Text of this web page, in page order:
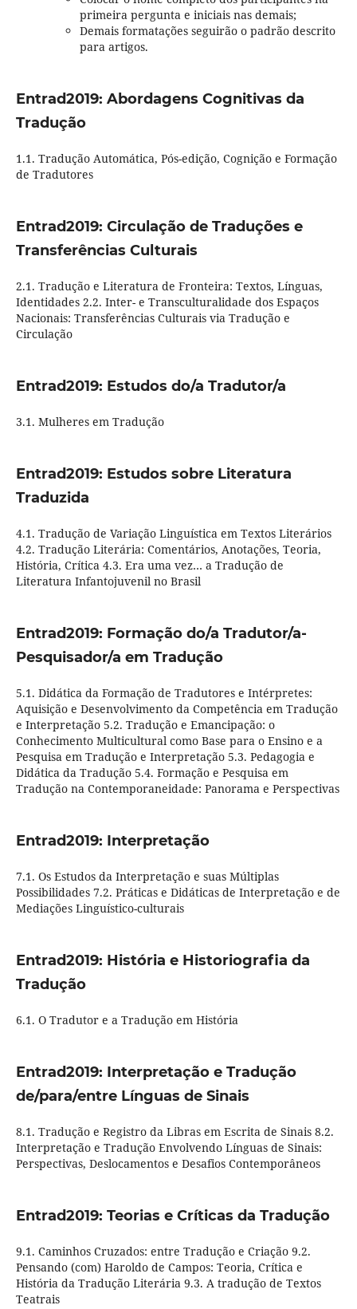
primeira pergunta e iniciais nas demais;
Demais formatações seguirão o padrão descrito
para artigos.
Entrad2019: Abordagens Cognitivas da
Tradução
1.1. Tradução Automática, Pós-edição, Cognição e Formação
de Tradutores
Entrad2019: Circulação de Traduções e
Transferências Culturais
2.1. Tradução e Literatura de Fronteira: Textos, Línguas,
Identidades 2.2. Inter- e Transculturalidade dos Espaços
Nacionais: Transferências Culturais via Tradução e
Circulação
Entrad2019: Estudos do/a Tradutor/a
3.1. Mulheres em Tradução
Entrad2019: Estudos sobre Literatura
Traduzida
4.1. Tradução de Variação Linguística em Textos Literários
4.2. Tradução Literária: Comentários, Anotações, Teoria,
História, Crítica 4.3. Era uma vez… a Tradução de
Literatura Infantojuvenil no Brasil
Entrad2019: Formação do/a Tradutor/a-
Pesquisador/a em Tradução
5.1. Didática da Formação de Tradutores e Intérpretes:
Aquisição e Desenvolvimento da Competência em Tradução
e Interpretação 5.2. Tradução e Emancipação: o
Conhecimento Multicultural como Base para o Ensino e a
Pesquisa em Tradução e Interpretação 5.3. Pedagogia e
Didática da Tradução 5.4. Formação e Pesquisa em
Tradução na Contemporaneidade: Panorama e Perspectivas
Entrad2019: Interpretação
7.1. Os Estudos da Interpretação e suas Múltiplas
Possibilidades 7.2. Práticas e Didáticas de Interpretação e de
Mediações Linguístico-culturais
Entrad2019: História e Historiografia da
Tradução
6.1. O Tradutor e a Tradução em História
Entrad2019: Interpretação e Tradução
de/para/entre Línguas de Sinais
8.1. Tradução e Registro da Libras em Escrita de Sinais 8.2.
Interpretação e Tradução Envolvendo Línguas de Sinais:
Perspectivas, Deslocamentos e Desafios Contemporâneos
Entrad2019: Teorias e Críticas da Tradução
9.1. Caminhos Cruzados: entre Tradução e Criação 9.2.
Pensando (com) Haroldo de Campos: Teoria, Crítica e
História da Tradução Literária 9.3. A tradução de Textos
Teatrais